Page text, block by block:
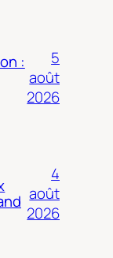
:
5
août
2026
4
août
2026